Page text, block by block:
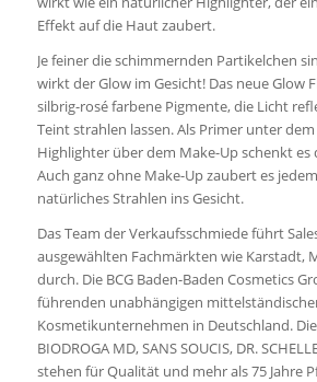
Effekt auf die Haut zaubert.
Je feiner die schimmernden Partikelchen
wirkt der Glow im Gesicht! Das neue Glow
silbrig-rosé farbene Pigmente, die Licht
Teint strahlen lassen. Als Primer unter
Highlighter über dem Make-Up schenkt es
Auch ganz ohne Make-Up zaubert es
natürliches Strahlen ins Gesicht.
Das Team der Verkaufsschmiede führt
ausgewählten Fachmärkten wie Karstadt,
durch. Die BCG Baden-Baden Cosmetics
führenden unabhängigen
Kosmetikunternehmen in Deutschland.
BIODROGA MD, SANS SOUCIS, DR.
stehen für Qualität und mehr als 75 Jahre